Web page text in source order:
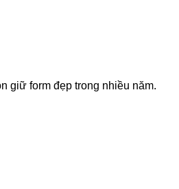
giữ form đẹp trong nhiều năm.